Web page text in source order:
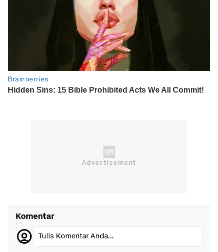
Komentar
Tulis Komentar Anda...